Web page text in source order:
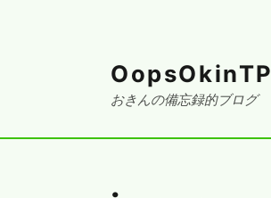
OopsOkinTP
おきんの備忘録的ブログ